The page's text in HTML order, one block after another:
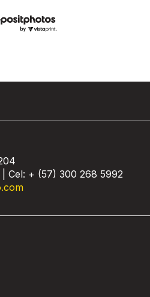
Cel: + (57) 300 268 5992